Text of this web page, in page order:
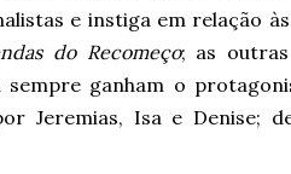
e instiga em relação
do Recomeço; as
sempre ganham o
Jeremias, Isa e Denise;